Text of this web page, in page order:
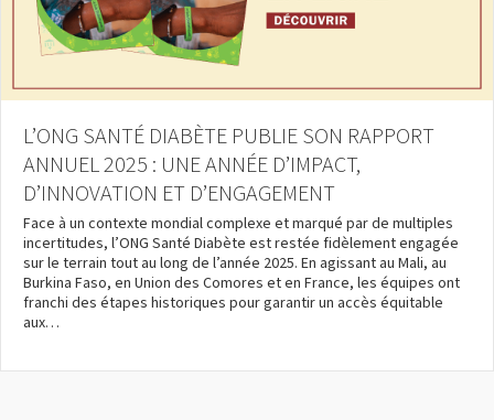
urgence sanitaire par les acteurs du
développement.
D’abord présente au Mali, Santé Diabète a
Faso, au Sénégal (jusqu'en 2018), en Union des
Comores, ainsi qu’en France (siège de
l’association), avec des équipes permanentes
dans chaque pays.
Qui sommes-nous ?
PROGRAMME BURKINA FASO
Le diabète
Mieux vivre son diabète
L’ONG SANTÉ DIABÈTE PUBLIE SON RAPPORT
ANNUEL 2025 : UNE ANNÉE D’IMPACT,
D’INNOVATION ET D’ENGAGEMENT
Face à un contexte mondial complexe et marqué par de multiples
incertitudes, l’ONG Santé Diabète est restée fidèlement engagée
sur le terrain tout au long de l’année 2025. En agissant au Mali, au
Burkina Faso, en Union des Comores et en France, les équipes ont
franchi des étapes historiques pour garantir un accès équitable
aux…